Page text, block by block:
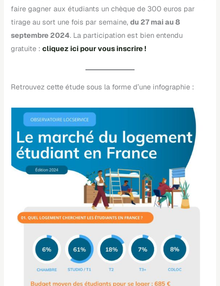
faire gagner aux étudiants un chèque de 300 euros par
tirage au sort une fois par semaine,du 27 mai au 8
septembre 2024. La participation est bien entendu
gratuite :cliquez ici pour vous inscrire !
Retrouvez cette étude sous la forme d’une infographie :